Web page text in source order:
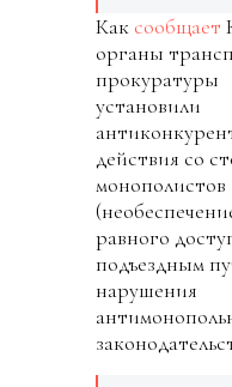
Как сообщает
органы
прокуратуры
установили
действия со
монополистов
равного
подъездным
нарушения